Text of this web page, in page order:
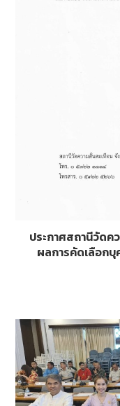
ประกาศสถานีวัดค
ผลการคัดเลือก